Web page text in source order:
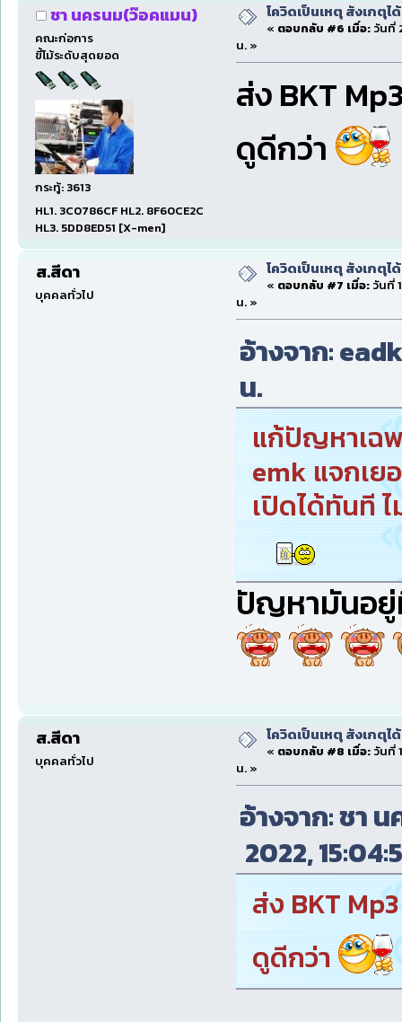
ชา นครนม(ว๊อคแมน)
คณะก่อการ
ขี้โม้ระดับสุดยอด
กระทู้: 3613
HL1. 3C0786CF HL2. 8F60CE2C
HL3. 5DD8ED51 [X-men]
โควิดเป็นเหตุ สังเกตุได้
« ตอบกลับ #6 เมื่อ:วันที่
น. »
ส่ง BKT
ดูดีกว่า
ส.สีดา
บุคคลทั่วไป
โควิดเป็นเหตุ สังเกตุได้
« ตอบกลับ #7 เมื่อ:วันที่
น. »
อ้างจาก:
น.
แก้ปัญหาเฉ
emk แจกเย
เปิดได้ทันที
ปัญหามันอยู่
ส.สีดา
บุคคลทั่วไป
โควิดเป็นเหตุ สังเกตุได้
« ตอบกลับ #8 เมื่อ:วันที่
น. »
อ้างจาก: ชา
2022,
ส่ง BKT
ดูดีกว่า